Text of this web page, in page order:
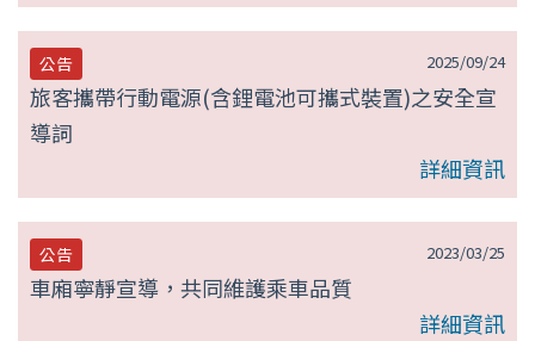
2025/09/24
公告
旅客攜帶行動電源(含鋰電池可攜式裝置)之安全宣
導詞
詳細資訊
2023/03/25
公告
車廂寧靜宣導，共同維護乘車品質
詳細資訊